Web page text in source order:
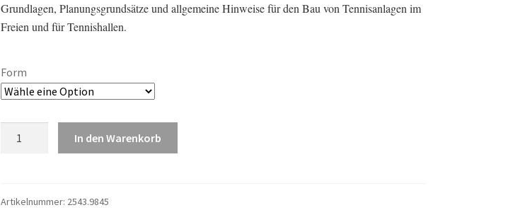
bis
Grundlagen, Planungsgrundsätze und allgemeine Hinweise für den Bau von Tennisanlagen im
Freien und für Tennishallen.
Form
Planungsgrundlagen
In den Warenkorb
Artikelnummer: 2543.9845